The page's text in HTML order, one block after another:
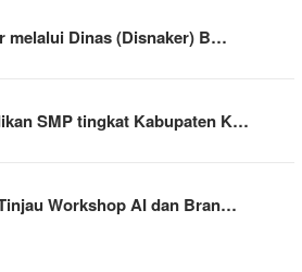
melalui Dinas (Disnaker) B…
SMP tingkat Kabupaten K…
Workshop AI dan Bran…